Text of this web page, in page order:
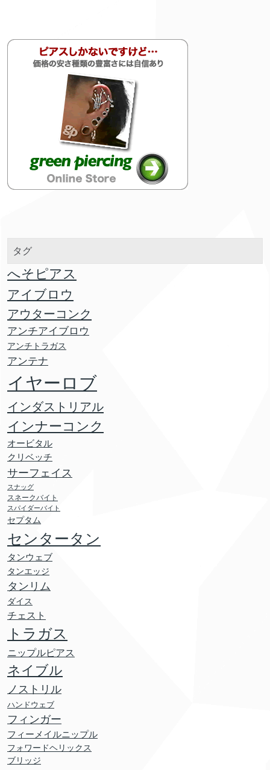
タグ
へそピアス
アイブロウ
アウターコンク
アンチアイブロウ
アンチトラガス
アンテナ
イヤーロブ
インダストリアル
インナーコンク
オービタル
クリベッチ
サーフェイス
スナッグ
スネークバイト
スパイダーバイト
セプタム
センタータン
タンウェブ
タンエッジ
タンリム
ダイス
チェスト
トラガス
ニップルピアス
ネイブル
ノストリル
ハンドウェブ
フィンガー
フィーメイルニップル
フォワードヘリックス
ブリッジ